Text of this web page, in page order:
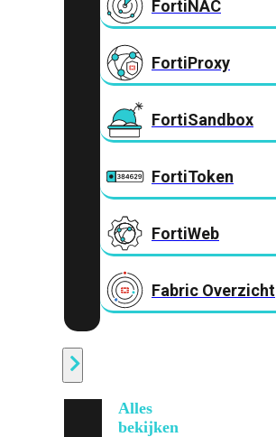
FortiNAC
FortiProxy
FortiSandbox
FortiToken
FortiWeb
Fabric Overzicht
Alles
bekijken